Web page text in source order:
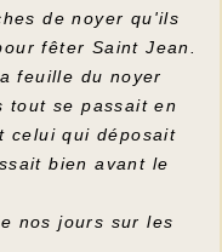
de noyer qu'ils
fêter Saint Jean.
feuille du noyer
tout se passait en
celui qui déposait
bien avant le
nos jours sur les